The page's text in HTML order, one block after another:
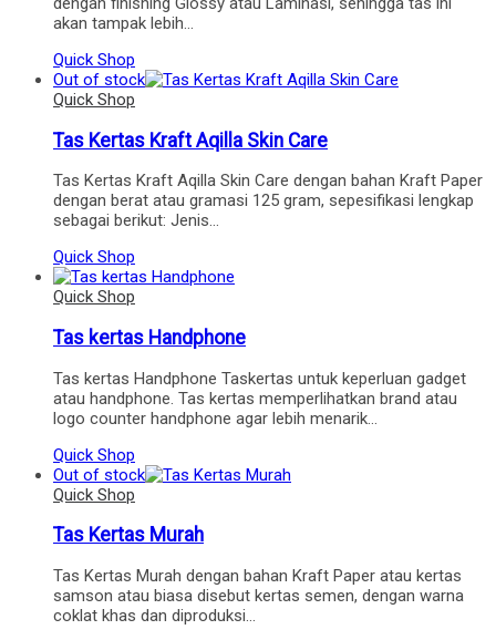
akan tampak lebih…
Quick Shop
Out of stock
Quick Shop
Tas Kertas Kraft Aqilla Skin Care
Tas Kertas Kraft Aqilla Skin Care dengan bahan Kraft Paper
dengan berat atau gramasi 125 gram, sepesifikasi lengkap
sebagai berikut: Jenis…
Quick Shop
Quick Shop
Tas kertas Handphone
Tas kertas Handphone Taskertas untuk keperluan gadget
atau handphone. Tas kertas memperlihatkan brand atau
logo counter handphone agar lebih menarik…
Quick Shop
Out of stock
Quick Shop
Tas Kertas Murah
Tas Kertas Murah dengan bahan Kraft Paper atau kertas
samson atau biasa disebut kertas semen, dengan warna
coklat khas dan diproduksi…